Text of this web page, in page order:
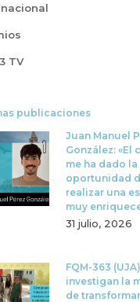
TV
publicaciones
Juan Manuel
González: «El
me ha dado la
oportunidad
realizar una
muy
31 julio, 2026
FQM-363 (UJA)
investigan la
de transformar